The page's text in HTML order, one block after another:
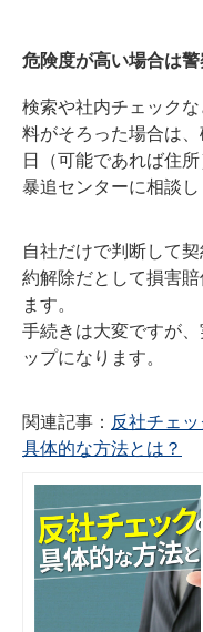
危険度が高い場合は
検索や社内チェック
料がそろった場合は
日（可能であれば住
暴追センターに相談し
自社だけで判断して
約解除だとして損害
ます。
手続きは大変ですが
ップになります。
関連記事： 反社チェ
具体的な方法とは？